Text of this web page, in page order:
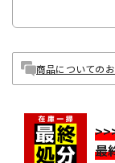
商品についての
最